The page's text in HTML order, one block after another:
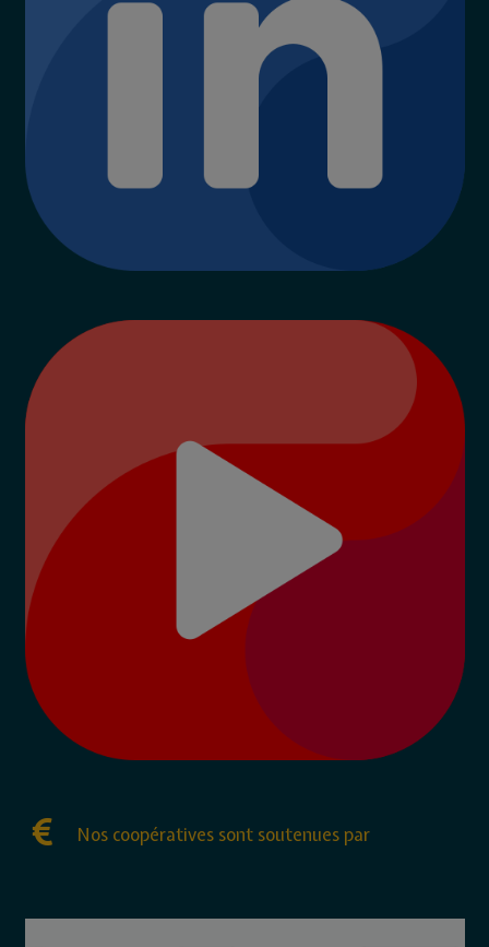
Nos coopératives sont soutenues par